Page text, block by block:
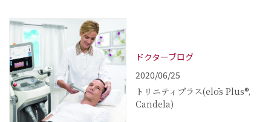
ドクターブログ
2020/06/25
トリニティプラス(elōs Plus®,
Candela)